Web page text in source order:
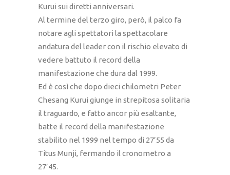
Kurui sui diretti anniversari.
Al termine del terzo giro, però, il palco fa
notare agli spettatori la spettacolare
andatura del leader con il rischio elevato di
vedere battuto il record della
manifestazione che dura dal 1999.
Ed è così che dopo dieci chilometri Peter
Chesang Kurui giunge in strepitosa solitaria
il traguardo, e fatto ancor più esaltante,
batte il record della manifestazione
stabilito nel 1999 nel tempo di 27’55 da
Titus Munji, fermando il cronometro a
27’45.